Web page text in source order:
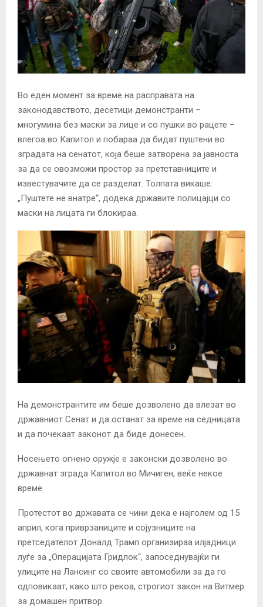
Во еден момент за време на расправата на
законодавството, десетици демонстранти –
многумина без маски за лице и со пушки во рацете –
влегоа во Капитол и побараа да бидат пуштени во
зградата на сенатот, која беше затворена за јавноста
за да се овозможи простор за претставниците и
известувачите да се разделат. Толпата викаше:
„Пуштете не внатре“, додека државите полицајци со
маски на лицата ги блокираа.
На демонстрантите им беше дозволено да влезат во
државниот Сенат и да останат за време на седницата
и да почекаат законот да биде донесен.
Носењето огнено оружје е законски дозволено во
државнат зграда Капитол во Мичиген, веќе некое
време.
Протестот во државата се чини дека е најголем од 15
април, кога приврзаниците и сојузниците на
претседателот Доналд Трамп организираа илјадници
луѓе за „Операцијата Гридлок“, запоседнувајќи ги
улиците на Лансинг со своите автомобили за да го
одповикаат, како што рекоа, строгиот закон на Витмер
за домашен притвор.